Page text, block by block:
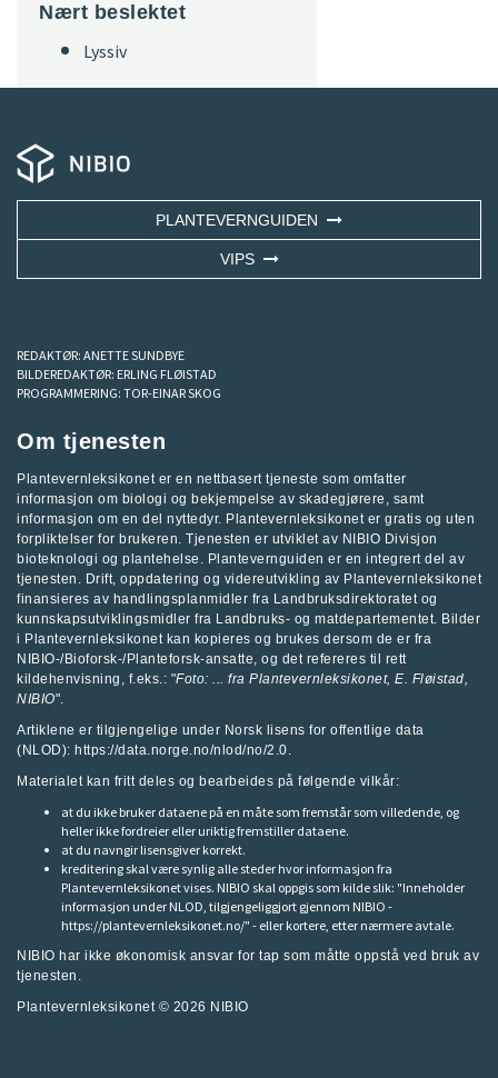
Nært beslektet
Lyssiv
PLANTEVERNGUIDEN
VIPS
REDAKTØR: ANETTE SUNDBYE
BILDEREDAKTØR: ERLING FLØISTAD
PROGRAMMERING: TOR-EINAR SKOG
Om tjenesten
Plantevernleksikonet er en nettbasert tjeneste som omfatter
informasjon om biologi og bekjempelse av skadegjørere, samt
informasjon om en del nyttedyr. Plantevernleksikonet er gratis og uten
forpliktelser for brukeren. Tjenesten er utviklet av NIBIO Divisjon
bioteknologi og plantehelse . Plantevernguiden er en integrert del av
tjenesten. Drift, oppdatering og videreutvikling av Plantevernleksikonet
finansieres av handlingsplanmidler fra Landbruksdirektoratetog
kunnskapsutviklingsmidler fra Landbruks- og matdepartementet. Bilder
i Plantevernleksikonet kan kopieres og brukes dersom de er fra
NIBIO-/Bioforsk-/Planteforsk-ansatte, og det refereres til rett
kildehenvisning, f.eks.: "Foto: ... fra Plantevernleksikonet, E. Fløistad,
NIBIO".
Artiklene er tilgjengelige under Norsk lisens for offentlige data
(NLOD): https://data.norge.no/nlod/no/2.0.
Materialet kan fritt deles og bearbeides på følgende vilkår:
at du ikke bruker dataene på en måte som fremstår som villedende, og
heller ikke fordreier eller uriktig fremstiller dataene.
at du navngir lisensgiver korrekt.
kreditering skal være synlig alle steder hvor informasjon fra
Plantevernleksikonet vises. NIBIO skal oppgis som kilde slik: "Inneholder
informasjon under NLOD, tilgjengeliggjort gjennom NIBIO -
https://plantevernleksikonet.no/" - eller kortere, etter nærmere avtale.
NIBIO har ikke økonomisk ansvar for tap som måtte oppstå ved bruk av
tjenesten.
Plantevernleksikonet © 2026 NIBIO